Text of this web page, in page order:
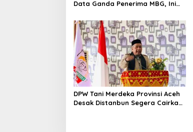
Data Ganda Penerima MBG, Ini
DPW Tani Merdeka Provinsi Aceh
Desak Distanbun Segera Cairkan